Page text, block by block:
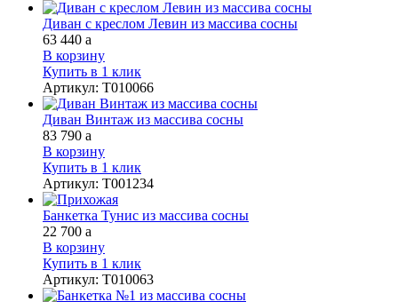
Диван с креслом Левин из массива сосны
63 440 a
В корзину
Купить в 1 клик
Артикул: Т010066
Диван Винтаж из массива сосны
83 790 a
В корзину
Купить в 1 клик
Артикул: Т001234
Банкетка Тунис из массива сосны
22 700 a
В корзину
Купить в 1 клик
Артикул: Т010063